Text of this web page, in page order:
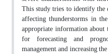
This study tries to identify the
affecting thunderstorms in
appropriate information
for forecasting and
management, and increasing